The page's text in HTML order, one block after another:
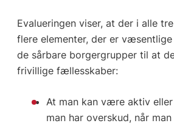
Evalueringen viser, at der i alle
flere elementer, der er
de sårbare borgergrupper til at
frivillige fællesskaber:
At man kan være aktiv
man har overskud, når